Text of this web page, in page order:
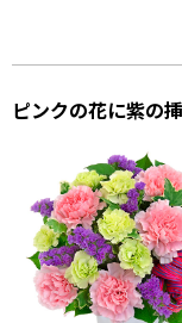
ピンクの花に紫の